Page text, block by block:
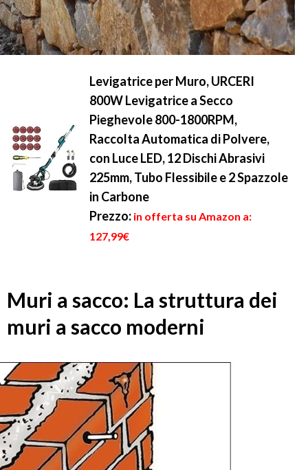
Levigatrice per Muro, URCERI
800W Levigatrice a Secco
Pieghevole 800-1800RPM,
Raccolta Automatica di Polvere,
con Luce LED, 12 Dischi Abrasivi
225mm, Tubo Flessibile e 2 Spazzole
in Carbone
Prezzo: in offerta su Amazon a:
127,99€
Muri a sacco: La struttura dei
muri a sacco moderni